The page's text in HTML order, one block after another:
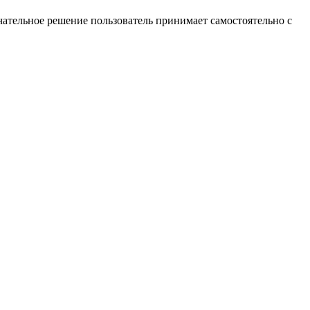
решение пользователь принимает самостоятельно с